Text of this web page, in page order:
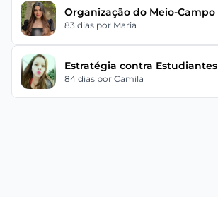
Organização do Meio-Campo
83 dias por Maria
Estratégia contra Estudiantes
84 dias por Camila